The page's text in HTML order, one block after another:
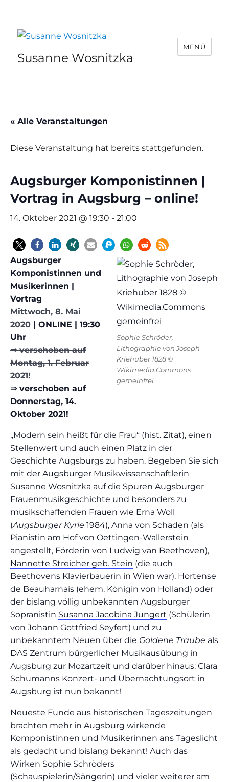
Susanne Wosnitzka
MENÜ
« Alle Veranstaltungen
Diese Veranstaltung hat bereits stattgefunden.
Augsburger Komponistinnen |
Vortrag in Augsburg – online!
14. Oktober 2021 @ 19:30 - 21:00
Sophie Schröder,
Lithographie von Joseph
Kriehuber 1828 ©
Wikimedia.Commons
gemeinfrei
Augsburger
Komponistinnen und
Musikerinnen |
Vortrag
Mittwoch, 8. Mai
2020 | ONLINE | 19:30
Uhr
⇒ verschoben auf
Montag, 1. Februar
2021!
⇒ verschoben auf
Donnerstag, 14.
Oktober 2021!
„Modern sein heißt für die Frau“ (hist. Zitat), einen
Stellenwert und auch einen Platz in der
Geschichte Augsburgs zu haben. Begeben Sie sich
mit der Augsburger Musikwissenschaftlerin
Susanne Wosnitzka auf die Spuren Augsburger
Frauenmusikgeschichte und besonders zu
musikschaffenden Frauen wie Erna Woll
(Augsburger Kyrie 1984), Anna von Schaden (als
Pianistin am Hof von Oettingen-Wallerstein
angestellt, Förderin von Ludwig van Beethoven),
Nannette Streicher geb. Stein (die auch
Beethovens Klavierbauerin in Wien war), Hortense
de Beauharnais (ehem. Königin von Holland) oder
der bislang völlig unbekannten Augsburger
Sopranistin Susanna Jacobina Jungert (Schülerin
von Johann Gottfried Seyfert) und zu
unbekanntem Neuen über die Goldene Traube als
DAS Zentrum bürgerlicher Musikausübung in
Augsburg zur Mozartzeit und darüber hinaus: Clara
Schumanns Konzert- und Übernachtungsort in
Augsburg ist nun bekannt!
Neueste Funde aus historischen Tageszeitungen
brachten mehr in Augsburg wirkende
Komponistinnen und Musikerinnen ans Tageslicht
als gedacht und bislang bekannt! Auch das
Wirken Sophie Schröders
(Schauspielerin/Sängerin) und vieler weiterer am